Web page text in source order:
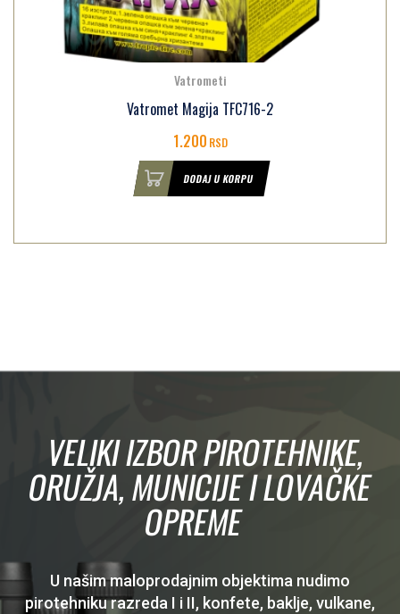
Vatrometi
Vatromet Magija TFC716-2
1.200RSD
DODAJ U KORPU
VELIKI IZBOR PIROTEHNIKE,
ORUŽJA, MUNICIJE I LOVAČKE
OPREME
U našim maloprodajnim objektima nudimo
pirotehniku razreda I i II, konfete, baklje, vulkane,